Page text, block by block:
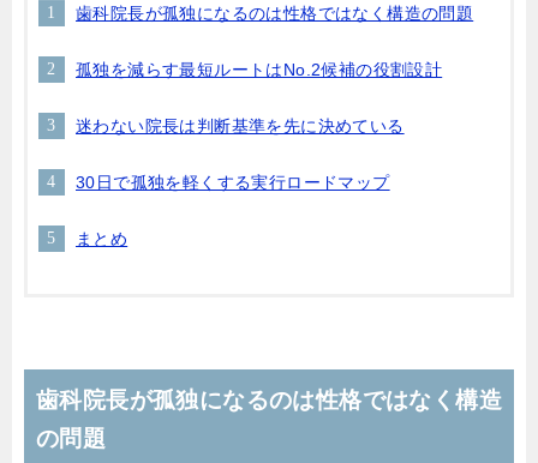
歯科院長が孤独になるのは性格ではなく構造の問題
孤独を減らす最短ルートはNo.2候補の役割設計
迷わない院長は判断基準を先に決めている
30日で孤独を軽くする実行ロードマップ
まとめ
歯科院長が孤独になるのは性格ではなく構造
の問題